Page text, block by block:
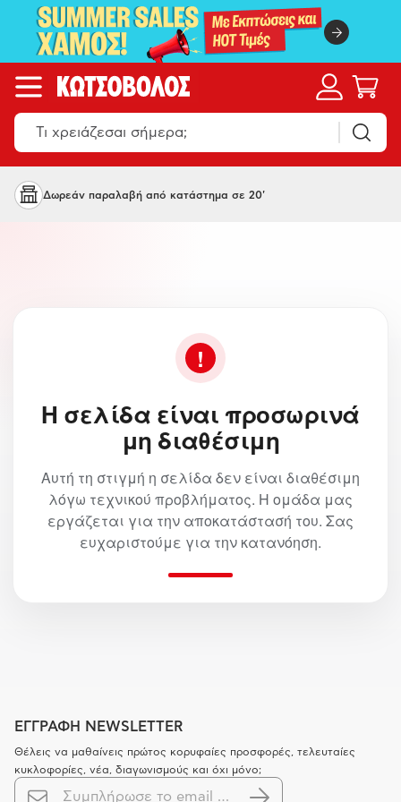
Δωρεάν παραλαβή από κατάστημα σε 20'
Η σελίδα είναι προσωρινά
μη διαθέσιμη
Αυτή τη στιγμή η σελίδα δεν είναι διαθέσιμη
λόγω τεχνικού προβλήματος. Η ομάδα μας
εργάζεται για την αποκατάστασή του. Σας
ευχαριστούμε για την κατανόηση.
ΕΓΓΡΑΦΗ NEWSLETTER
Θέλεις να μαθαίνεις πρώτος κορυφαίες προσφορές, τελευταίες
κυκλοφορίες, νέα, διαγωνισμούς και όχι μόνο;